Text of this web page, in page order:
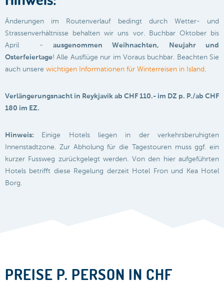
Änderungen im Routenverlauf bedingt durch Wetter- und
Strassenverhältnisse behalten wir uns vor. Buchbar Oktober bis
April - ausgenommen Weihnachten, Neujahr und
Osterfeiertage! Alle Ausflüge nur im Voraus buchbar. Beachten Sie
auch unsere wichtigen Informationen für Winterreisen in Island.
Verlängerungsnacht in Reykjavik ab CHF 110.- im DZ p. P./ab CHF
180 im EZ.
Hinweis:
Einige Hotels liegen in der verkehrsberuhigten
Innenstadtzone. Zur Abholung für die Tagestouren muss ggf. ein
kurzer Fussweg zurückgelegt werden. Von den hier aufgeführten
Hotels betrifft diese Regelung derzeit Hotel Fron und Kea Hotel
Borg.
PREISE P. PERSON IN CHF